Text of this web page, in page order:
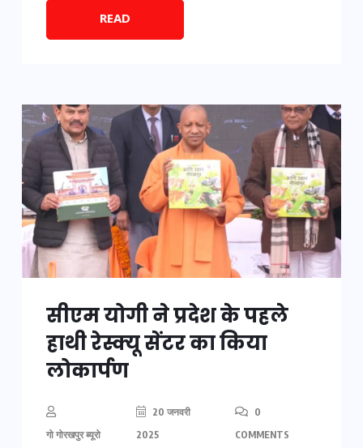
READ
सीएम योगी ने प्रदेश के पहले
हाथी रेस्क्यू सेंटर का किया
लोकार्पण
गो गोरखपुर ब्यूरो
20 जनवरी
2025
0
COMMENTS